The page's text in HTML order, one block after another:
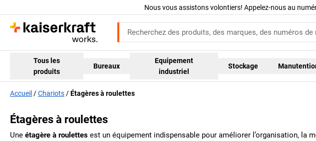
Nous vous assistons volontiers! Appelez-nous au
Tous les
produits
Bureaux
Equipement
industriel
Stockage
Accueil Chariots Étagères à roulettes
Étagères à roulettes
Une étagère à roulettes est un équipement indispensable pour améliorer l’organisation, la